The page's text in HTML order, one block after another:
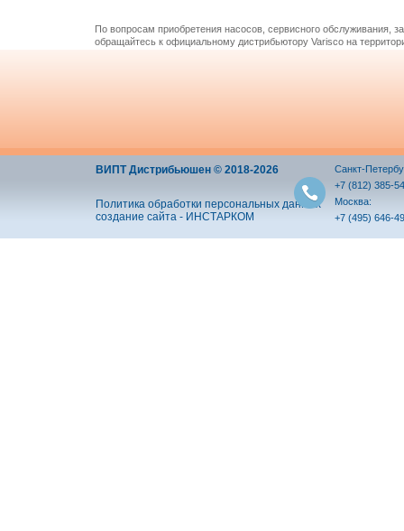
По вопросам приобретения насосов, сервисного обслуживания,
обращайтесь к официальному дистрибьютору Varisco на
ВИПТ Дистрибьюшен © 2018-2026
Политика обработки персональных данных
создание сайта - ИНСТАРКОМ
Санкт-
+7 (812) 385-
Москва:
+7 (495) 646-